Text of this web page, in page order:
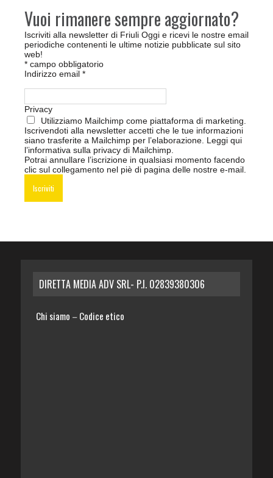
Vuoi rimanere sempre aggiornato?
Iscriviti alla newsletter di Friuli Oggi e ricevi le nostre email
periodiche contenenti le ultime notizie pubblicate sul sito
web!
* campo obbligatorio
Indirizzo email *
Privacy
Utilizziamo Mailchimp come piattaforma di marketing.
Iscrivendoti alla newsletter accetti che le tue informazioni
siano trasferite a Mailchimp per l’elaborazione. Leggi qui
l’informativa sulla privacy di Mailchimp
Potrai annullare l’iscrizione in qualsiasi momento facendo
clic sul collegamento nel piè di pagina delle nostre e-mail.
DIRETTA MEDIA ADV SRL- P.I. 02839380306
Chi siamo – Codice etico